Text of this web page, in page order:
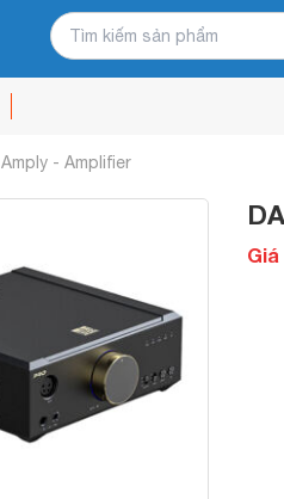
Amply - Amplifier
Giá